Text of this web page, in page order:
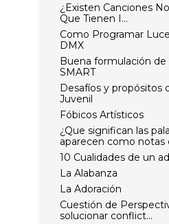
¿Existen Canciones
Que Tienen I...
Como Programar
DMX
Buena formulación
SMART
Desafíos y propósitos
Juvenil
Fóbicos Artísticos
¿Que significan las
aparecen como notas
10 Cualidades de un
La Alabanza
La Adoración
Cuestión de
solucionar conflict...